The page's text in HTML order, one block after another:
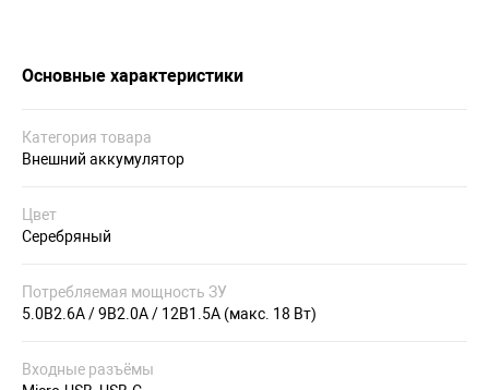
Основные характеристики
Категория товара
Внешний аккумулятор
Цвет
Серебряный
Потребляемая мощность ЗУ
5.0В2.6A / 9В2.0A / 12В1.5A (макс. 18 Вт)
Входные разъёмы